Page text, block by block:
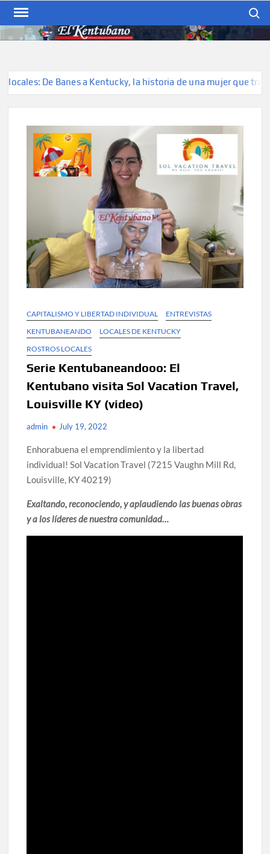
Skip
content
hispana de Kentucky
De Banes a Kentucky, la historia de una mujer que
CAPITALISMO Y LIBERTAD INDIVIDUAL
ENTREVISTAS
KENTUBANEANDO
LOCALES DE KENTUCKY
ROSTROS LOCALES
Serie Kentubaneandooo: El
Kentubano visita Sol Vacation Travel,
Louisville KY (video)
admin July 19, 2022
Enhorabuena el emprendimiento y la libertad
individual! Sol Vacation Travel (7215 Vaughn Mill Rd,
Louisville, KY 40219)
Exaltando, reconociendo, y aplaudiendo las buenas obras
y a los líderes de nuestra comunidad…